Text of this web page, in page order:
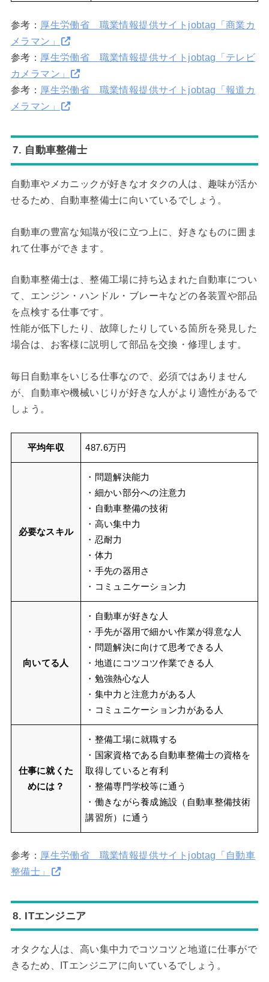
参考： 厚生労働省 職業情報提供サイトjobtag「商業カ
メラマン」
参考： 厚生労働省 職業情報提供サイトjobtag「テレビ
カメラマン」
参考： 厚生労働省 職業情報提供サイトjobtag「報道カ
メラマン」
7. 自動車整備士
自動車やメカニックが好きなオタクの人は、趣味が活か
せるため、自動車整備士に向いているでしょう。
自動車の豊富な知識が役に立つ上に、好きなものに囲ま
れて仕事ができます。
自動車整備士は、整備工場に持ち込まれた自動車につい
て、エンジン・ハンドル・ブレーキなどの各装置や部品
を点検する仕事です。
性能が低下したり、故障したりしている箇所を発見した
場合は、お客様に説明して部品を交換・修理します。
毎日自動車をいじる仕事なので、必須ではありません
が、自動車や機械いじりが好きな人がより適性があるで
しょう。
平均年収 487.6万円
必要なスキル
・問題解決能力
・細かい部分への注意力
・自動車整備の技術
・高い集中力
・忍耐力
・体力
・手先の器用さ
・コミュニケーション力
向いてる人
・自動車が好きな人
・手先が器用で細かい作業が得意な人
・問題解決に向けて思考できる人
・地道にコツコツ作業できる人
・勉強熱心な人
・集中力と注意力がある人
・コミュニケーション力がある人
仕事に就くた
めには？
・整備工場に就職する
・国家資格である自動車整備士の資格を
取得していると有利
・整備専門学校等に通う
・働きながら養成施設（自動車整備技術
講習所）に通う
参考： 厚生労働省 職業情報提供サイトjobtag「自動車
整備士」
8. ITエンジニア
オタクな人は、高い集中力でコツコツと地道に仕事がで
きるため、ITエンジニアに向いているでしょう。